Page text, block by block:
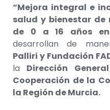
“Mejora integral e
salud y bienestar de
de 0 a 16 años
desarrollan de
Palliri y Fundación
la Dirección
Cooperación de la
la Región de Murcia.